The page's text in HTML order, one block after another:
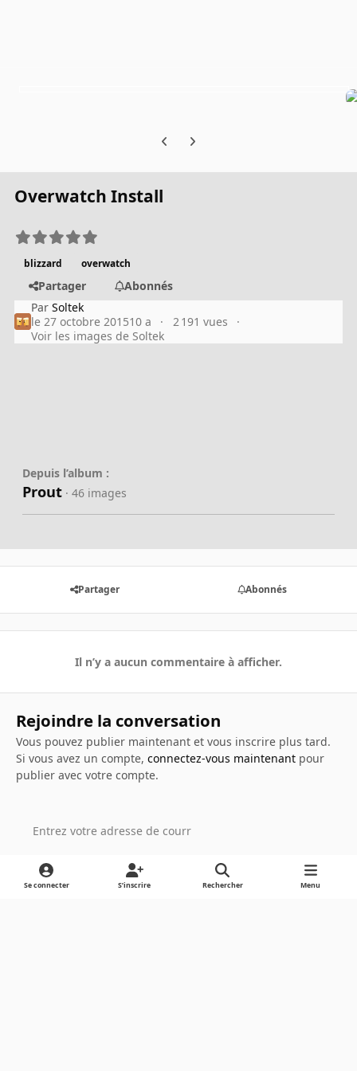
Previous carousel slide
Next carousel slide
Overwatch Install
blizzard overwatch
Partager
Abonnés
ParSoltek
le 27 octobre 201510 a
2 191 vues
Voir les images de Soltek
Depuis l’album :
Prout · 46 images
Partager Abonnés
Il n’y a aucun commentaire à afficher.
Rejoindre la conversation
Vous pouvez publier maintenant et vous inscrire plus tard.
Si vous avez un compte, connectez-vous maintenantpour
publier avec votre compte.
Ajouter un commentaire…
Se connecter S’inscrire Rechercher Menu